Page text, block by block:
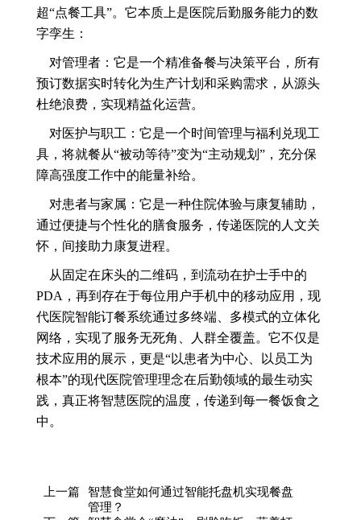
超“点餐工具”。它本质上是医院后勤服务能力的数
字孪生：
对管理者：它是一个精准备餐与决策平台，所有
预订数据实时转化为生产计划和采购需求，从源头
杜绝浪费，实现精益化运营。
对医护与职工：它是一个时间管理与福利兑现工
具，将就餐从“被动等待”变为“主动规划”，充分保
障高强度工作中的能量补给。
对患者与家属：它是一种住院体验与康复辅助，
通过便捷与个性化的膳食服务，传递医院的人文关
怀，间接助力康复进程。
从固定在床头的二维码，到流动在护士手中的
PDA，再到存在于每位用户手机中的移动应用，现
代医院智能订餐系统通过多终端、多模式的立体化
网络，实现了服务无死角、人群全覆盖。它不仅是
技术应用的展示，更是“以患者为中心、以员工为
根本”的现代医院管理理念在后勤领域的最生动实
践，真正将智慧医院的温度，传递到每一餐饭食之
中。
上一篇
智慧食堂如何通过智能托盘机实现餐盘
管理？